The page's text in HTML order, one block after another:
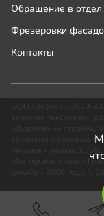
Обращение в отдел
Фрезеровки
Контакты
включая текстовую,
законами и
интеллектуальной
«Авторское право»